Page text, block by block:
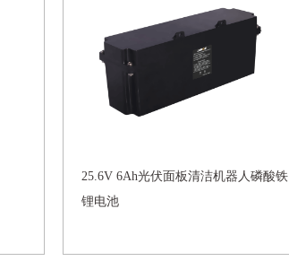
25.6V 6Ah光伏面板清洁机器人磷酸铁
锂电池